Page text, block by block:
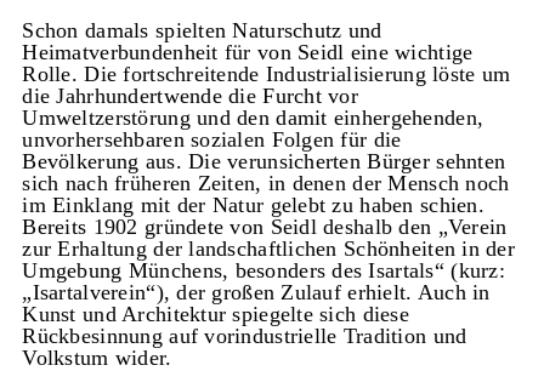
Schon damals spielten Naturschutz und
Heimatverbundenheit für von Seidl eine wichtige
Rolle. Die fortschreitende Industrialisierung löste um
die Jahrhundertwende die Furcht vor
Umweltzerstörung und den damit einhergehenden,
unvorhersehbaren sozialen Folgen für die
Bevölkerung aus. Die verunsicherten Bürger sehnten
sich nach früheren Zeiten, in denen der Mensch noch
im Einklang mit der Natur gelebt zu haben schien.
Bereits 1902 gründete von Seidl deshalb den „Verein
zur Erhaltung der landschaftlichen Schönheiten in der
Umgebung Münchens, besonders des Isartals“ (kurz:
„Isartalverein“), der großen Zulauf erhielt. Auch in
Kunst und Architektur spiegelte sich diese
Rückbesinnung auf vorindustrielle Tradition und
Volkstum wider.